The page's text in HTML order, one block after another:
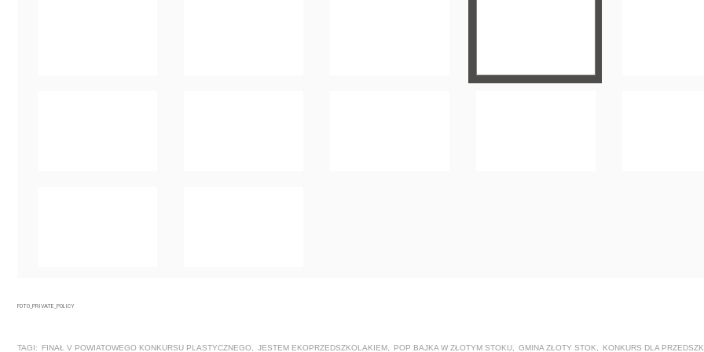
FOTO_PRIVATE_POLICY
TAGI: FINAŁ V POWIATOWEGO KONKURSU PLASTYCZNEGO JESTEM EKOPRZEDSZKOLAKIEM POP BAJKA W ZŁOTYM STOKU GMINA ZŁOTY STOK KONKURS DLA